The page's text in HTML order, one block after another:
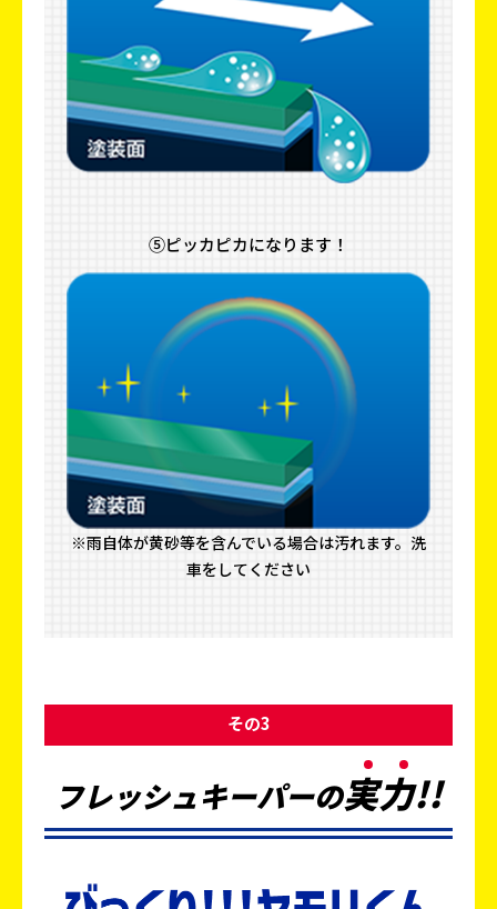
⑤ピッカピカになります！
※雨自体が黄砂等を含んでいる場合は汚れます。洗
車をしてください
その3
フレッシュキーパーの実力!!